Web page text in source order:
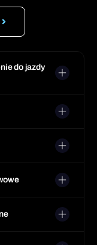
do jazdy